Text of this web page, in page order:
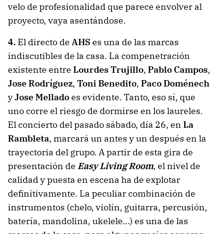
velo de profesionalidad que parece envolver al
proyecto, vaya asentándose.
4. El directo de AHS es una de las marcas
indiscutibles de la casa. La compenetración
existente entre Lourdes Trujillo, Pablo Campos,
Jose Rodríguez, Toni Benedito, Paco Doménech
yJose Melladoes evidente. Tanto, eso sí, que
uno corre el riesgo de dormirse en los laureles.
El concierto del pasado sábado, día 26, en La
Rambleta, marcará un antes y un después en la
trayectoria del grupo. A partir de esta gira de
presentación de Easy Living Room, el nivel de
calidad y puesta en escena ha de explotar
definitivamente. La peculiar combinación de
instrumentos (chelo, violín, guitarra, percusión,
batería, mandolina, ukelele…) es una de las